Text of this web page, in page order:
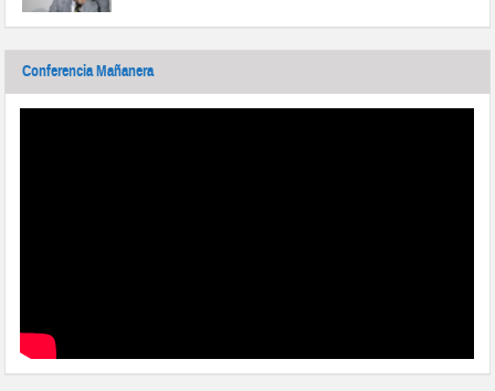
Conferencia Mañanera